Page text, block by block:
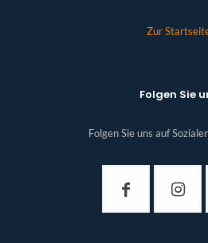
Zur
Folgen Sie
Folgen Sie uns auf